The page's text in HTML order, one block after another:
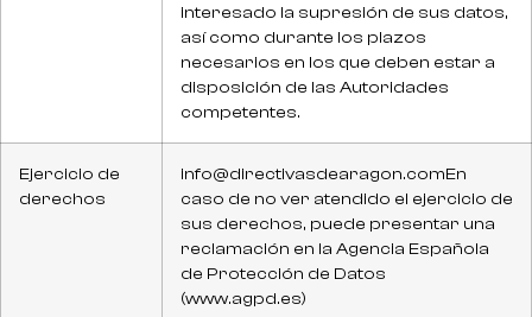
interesado la supresión de sus datos,
así como durante los plazos
necesarios en los que deben estar a
disposición de las Autoridades
competentes.
Ejercicio de
derechos
info@directivasdearagon.comEn
caso de no ver atendido el ejercicio de
sus derechos, puede presentar una
reclamación en la Agencia Española
de Protección de Datos
(www.agpd.es)